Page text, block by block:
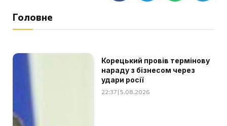
Головне
Корецький провів термінову
нараду з бізнесом через
удари росії
22:37 | 5.08.2026